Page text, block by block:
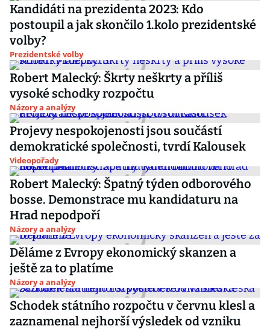
Kandidáti na prezidenta 2023: Kdo
postoupil a jak skončilo 1.kolo prezidentské
volby?
Prezidentské volby
Robert Malecký: Škrty neškrty a příliš
vysoké schodky rozpočtu
Názory a analýzy
Projevy nespokojenosti jsou součástí
demokratické společnosti, tvrdí Kalousek
Videopořady
Robert Malecký: Špatný týden odborového
bosse. Demonstrace mu kandidaturu na
Hrad nepodpoří
Názory a analýzy
Děláme z Evropy ekonomický skanzen a
ještě za to platíme
Názory a analýzy
Schodek státního rozpočtu v červnu klesl a
zaznamenal nejhorší výsledek od vzniku